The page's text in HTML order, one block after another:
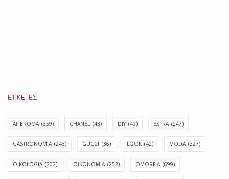
ΕΤΙΚΈΤΕΣ
AFIEROMA (659) CHANEL (43) DIY (49) EXTRA (247)
GASTRONOMIA (243) GUCCI (36) LOOK (42) MODA (327)
OIKOLOGIA (202) OIKONOMIA (252) OMORFIA (699)